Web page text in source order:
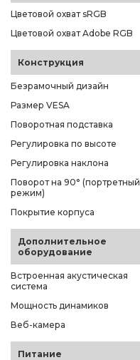
Цветовой охват sRGB
Цветовой охват Adobe RGB
Конструкция
Безрамочный дизайн
Размер VESA
Поворотная подставка
Регулировка по высоте
Регулировка наклона
Поворот на 90° (портретный
режим)
Покрытие корпуса
Дополнительное
оборудование
Встроенная акустическая
система
Мощность динамиков
Веб-камера
Питание